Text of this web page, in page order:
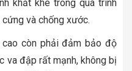
khắt khe trong quá trình
và chống xước.
còn phải đảm bảo độ
va đập rất mạnh, không bị